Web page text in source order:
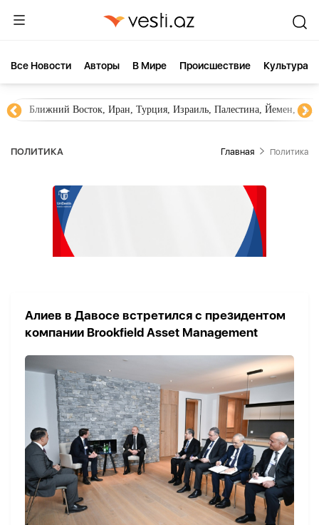
Все Новости Aвторы В Мире Происшествие Культура
Ближний Восток, Иран, Турция, Израиль, Палестина, Йемен,
ПОЛИТИКА Главная Политика
Алиев в Давосе встретился с президентом
компании Brookfield Asset Management